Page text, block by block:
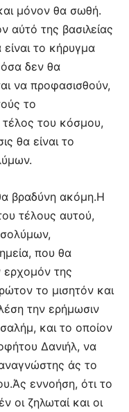
μόνον θα σωθή.
αύτό της βασιλείας
είναι το κήρυγμα
όσα δεν θα
να προφασισθούν,
το
τέλος του κόσμου,
θα είναι το
βραδύνη ακόμη.Η
τέλους αυτού,
που θα
της
το μισητόν και
την ερήμωσιν
και το οποίον
Δανιήλ, να
άς το
εννοήση, ότι το
οι ζηλωταί και οι